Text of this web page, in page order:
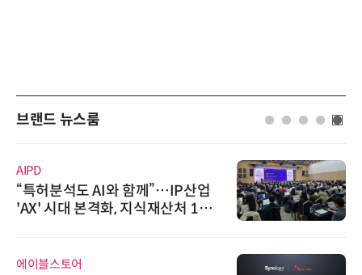
브랜드 뉴스룸
AIPD
“특허분석도 AI와 함께”…IP산업
'AX' 시대 본격화, 지식재산처 1호
에이블스토어